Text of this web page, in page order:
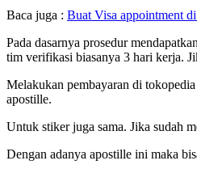
Baca juga : Buat Visa appointment
Pada dasarnya prosedur
tim verifikasi biasanya 3 hari kerja.
Melakukan pembayaran di
apostille.
Untuk stiker juga sama. Jika sudah
Dengan adanya apostille ini maka